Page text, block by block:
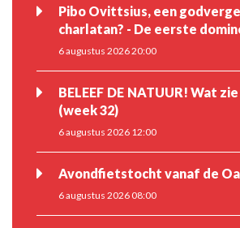
Pibo Ovittsius, een
charlatan? - De eerste
6 augustus 2026 20:00
BELEEF DE NATUUR! Wat
(week 32)
6 augustus 2026 12:00
Avondfietstocht vanaf de
6 augustus 2026 08:00